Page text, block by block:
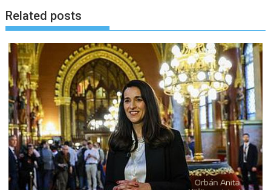
y
z
é
s
n
a
v
i
g
á
i
Related posts